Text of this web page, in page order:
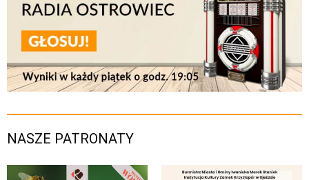
NASZE PATRONATY